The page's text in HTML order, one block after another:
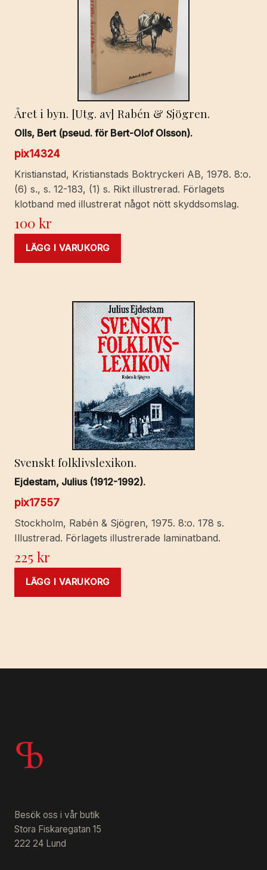
Året i byn. [Utg. av] Rabén & Sjögren.
Olls, Bert (pseud. för Bert-Olof Olsson).
pix14324
Kristianstad, Kristianstads Boktryckeri AB, 1978. 8:o.
(6) s., s. 12-183, (1) s. Rikt illustrerad. Förlagets
klotband med illustrerat något nött skyddsomslag.
100kr
LÄGG I VARUKORG
Svenskt folklivslexikon.
Ejdestam, Julius (1912-1992).
pix17557
Stockholm, Rabén & Sjögren, 1975. 8:o. 178 s.
Illustrerad. Förlagets illustrerade laminatband.
225kr
LÄGG I VARUKORG
Besök oss i vår butik
Stora Fiskaregatan 15
222 24 Lund